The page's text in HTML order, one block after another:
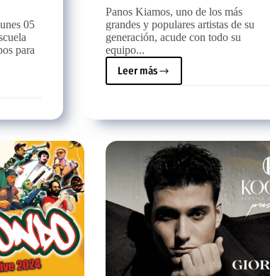
05
para
Panos Kiamos, uno de los más
grandes y populares artistas de su
generación, acude con todo su
equipo...
Leer más
Panos
Kiamos
Kooba,
en
Heraklion,
el
viernes
2
de
agosto